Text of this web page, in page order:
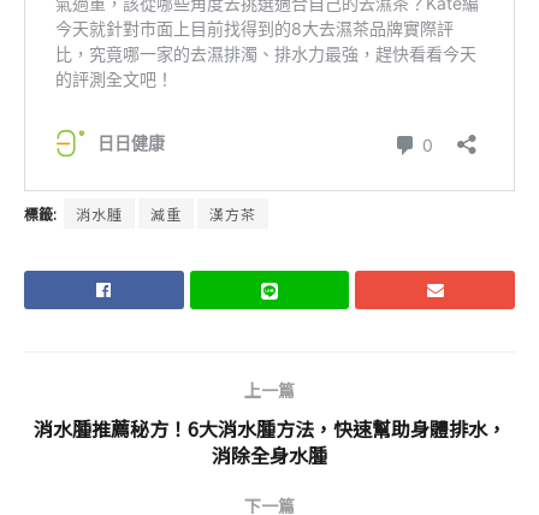
標籤: 消水腫 減重 漢方茶
上一篇
消水腫推薦秘方！6大消水腫方法，快速幫助身體排水，
消除全身水腫
下一篇